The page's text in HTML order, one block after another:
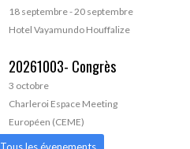
18 septembre-20 septembre
Hotel Vayamundo Houffalize
20261003- Congrès
3 octobre
Charleroi Espace Meeting
Européen (CEME)